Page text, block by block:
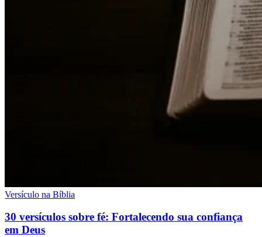
Versículo na Bíblia
30 versículos sobre fé: Fortalecendo sua confiança
em Deus